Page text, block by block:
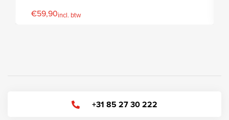
€59,90incl. btw
+31 85 27 30 222